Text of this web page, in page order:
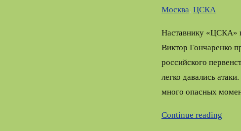
Москва, ЦСКА
Наставнику «ЦСКА»
Виктор Гончаренко
российского
легко давались
много опасных
Continue reading